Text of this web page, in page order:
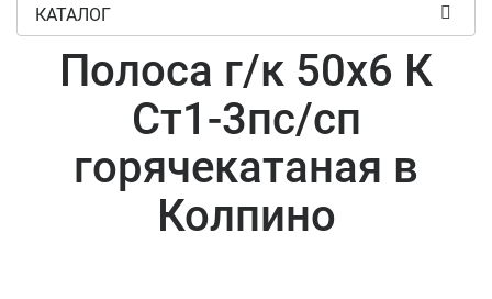
КАТАЛОГ
Полоса г/к 50x6 К
Ст1-3пс/сп
горячекатаная в
Колпино